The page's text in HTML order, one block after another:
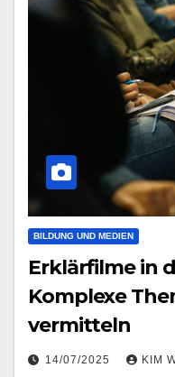
BILDUNG UND MEDIEN
Erklärfilme in
Komplexe
vermitteln
14/07/2025 KIM